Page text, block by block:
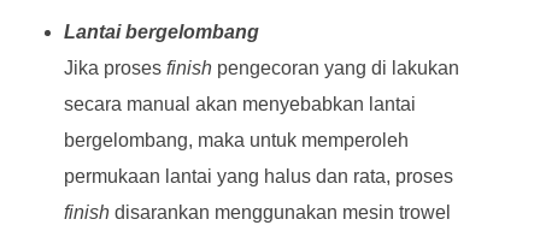
Lantai bergelombang
Jika proses finishpengecoran yang di lakukan
secara manual akan menyebabkan lantai
bergelombang, maka untuk memperoleh
permukaan lantai yang halus dan rata, proses
finishdisarankan menggunakan mesin trowel